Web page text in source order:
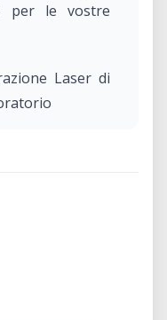
per le vostre
Laser di
tessuti o altri
i processi di
di alto